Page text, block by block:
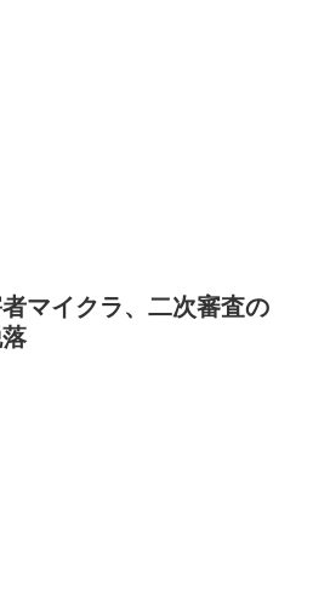
者マイクラ、二次審査の